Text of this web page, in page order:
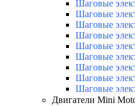
Шаговые
Шаговые
Шаговые
Шаговые
Шаговые
Шаговые
Шаговые
Шаговые
Шаговые
Двигатели Mini